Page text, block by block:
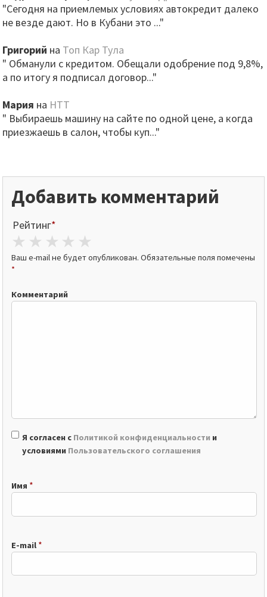
"Сегодня на приемлемых условиях автокредит далеко
не везде дают. Но в Кубани это ..."
Григорий на Топ Кар Тула
" Обманули с кредитом. Обещали одобрение под 9,8%,
а по итогу я подписал договор..."
Мария на НТТ
" Выбираешь машину на сайте по одной цене, а когда
приезжаешь в салон, чтобы куп..."
Добавить комментарий
Рейтинг*
4 stars
3 stars
2 stars
1 star
Ваш e-mail не будет опубликован. Обязательные поля помечены
*
Комментарий
Я согласен с Политикой конфиденциальности и
условиями Пользовательского соглашения
Имя *
E-mail *